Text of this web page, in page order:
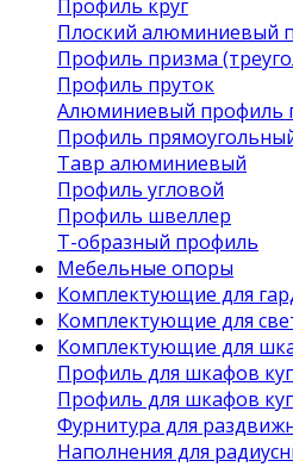
Профиль круг
Плоский алюминиевый
Профиль призма
Профиль пруток
Алюминиевый профиль
Профиль
Тавр алюминиевый
Профиль угловой
Профиль швеллер
Т-образный профиль
Мебельные опоры
Комплектующие для
Комплектующие для
Комплектующие для
Профиль для шкафов
Профиль для шкафов
Фурнитура для
Наполнения для